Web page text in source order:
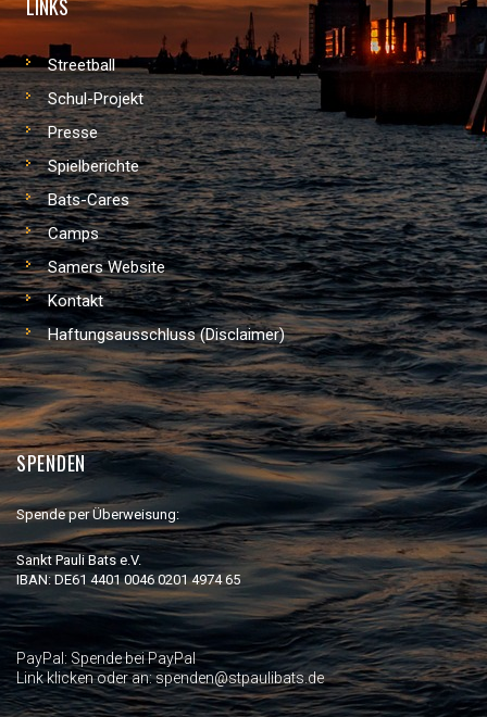
LINKS
Streetball
Schul-Projekt
Presse
Spielberichte
Bats-Cares
Camps
Samers Website
Kontakt
Haftungsausschluss (Disclaimer)
SPENDEN
Spende per Überweisung:
Sankt Pauli Bats e.V.
IBAN: DE61 4401 0046 0201 4974 65
PayPal: Spende bei PayPal
Link klicken oder an: spenden@stpaulibats.de